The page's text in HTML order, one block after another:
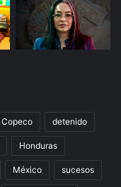
Copeco detenido
Honduras
México sucesos